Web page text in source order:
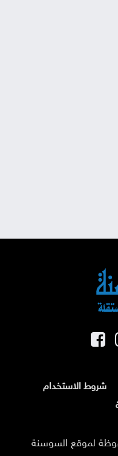
شروط الاستخدام